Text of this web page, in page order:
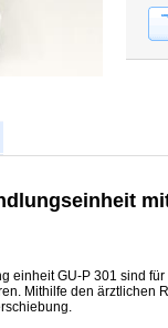
einheit GU-P 301 sind
Mithilfe den